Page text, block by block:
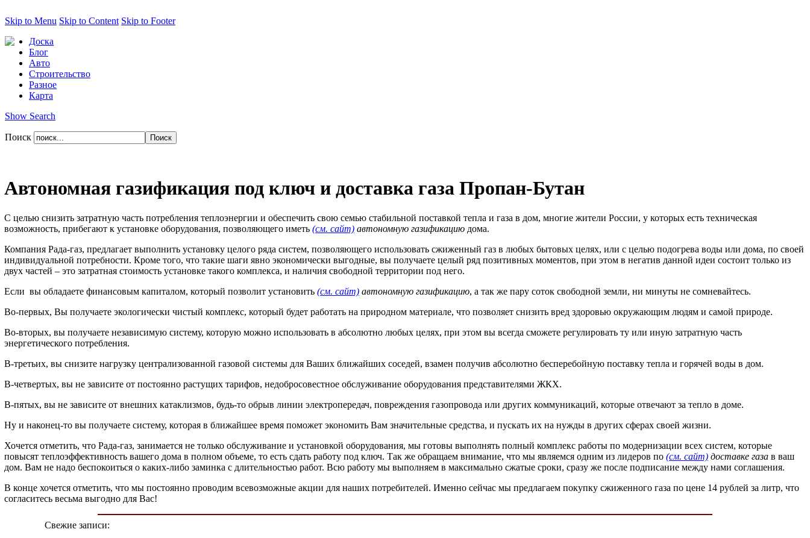
Skip to Menu Skip to Content Skip to Footer
Доска
Блог
Авто
Строительство
Разное
Карта
Show Search
Поиск
Автономная газификация под ключ и доставка газа Пропан-Бутан
С целью снизить затратную часть потребления теплоэнергии и обеспечить свою семью стабильной поставкой тепла и газа в дом, многие жители России, у которых есть техническая
возможность, прибегают к установке оборудования, позволяющего иметь (см. сайт) автономную газификацию дома.
Компания Рада-газ, предлагает выполнить установку целого ряда систем, позволяющего использовать сжиженный газ в любых бытовых целях, или с целью подогрева воды или дома, по своей
индивидуальной потребности. Кроме того, что такие шаги явно экономически выгодные, вы получаете целый ряд позитивных моментов, при этом в негатив данной идеи состоит только из
двух частей – это затратная стоимость установке такого комплекса, и наличия свободной территории под него.
Если вы обладаете финансовым капиталом, который позволит установить (см. сайт) автономную газификацию, а так же пару соток свободной земли, ни минуты не сомневайтесь.
Во-первых, Вы получаете экологически чистый комплекс, который будет работать на природном материале, что позволяет снизить вред здоровью окружающим людям и самой природе.
Во-вторых, вы получаете независимую систему, которую можно использовать в абсолютно любых целях, при этом вы всегда сможете регулировать ту или иную затратную часть
энергетического потребления.
В-третьих, вы снизите нагрузку централизованной газовой системы для Ваших ближайших соседей, взамен получив абсолютно бесперебойную поставку тепла и горячей воды в дом.
В-четвертых, вы не зависите от постоянно растущих тарифов, недобросовестное обслуживание оборудования представителями ЖКХ.
В-пятых, вы не зависите от внешних катаклизмов, будь-то обрыв линии электропередач, повреждения газопровода или других коммуникаций, которые отвечают за тепло в доме.
Ну и наконец-то вы получаете систему, которая в ближайшее время поможет экономить Вам значительные средства, и пускать их на нужды в других сферах своей жизни.
Хочется отметить, что Рада-газ, занимается не только обслуживание и установкой оборудования, мы готовы выполнять полный комплекс работы по модернизации всех систем, которые
повысят теплоэффективность вашего дома в полном объеме, то есть сдать работу под ключ. Так же обращаем внимание, что мы являемся одним из лидеров по (см. сайт) доставке газа в ваш
дом. Вам не надо беспокоиться о каких-либо заминка с длительностью работ. Всю работу мы выполняем в максимально сжатые сроки, сразу же после подписание между нами соглашения.
В конце хочется отметить, что мы постоянно проводим всевозможные акции для наших потребителей. Именно сейчас мы предлагаем покупку сжиженного газа по цене 14 рублей за литр, что
согласитесь весьма выгодно для Вас!
Свежие записи: